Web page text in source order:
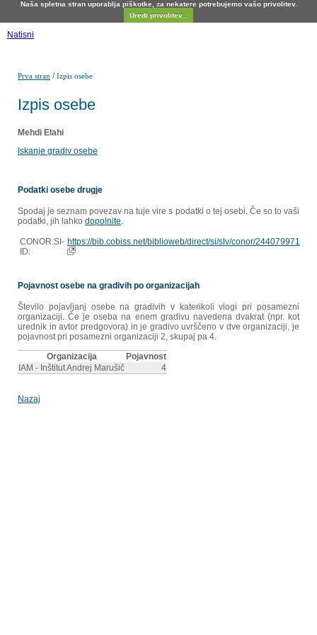
Naša spletna stran uporablja piškotke, za nekatere potrebujemo vašo privolitev.
Uredi privolitev...
Natisni
Prva stran /Izpis osebe
Izpis osebe
Mehdi Elahi
Iskanje gradiv osebe
Podatki osebe drugje
Spodaj je seznam povezav na tuje vire s podatki o tej osebi. Če so to vaši
podatki, jih lahko dopolnite.
CONOR.SI-
ID:
https://bib.cobiss.net/biblioweb/direct/si/slv/conor/244079971
Pojavnost osebe na gradivih po organizacijah
Število pojavljanj osebe na gradivih v katerikoli vlogi pri posamezni
organizaciji. Če je oseba na enem gradivu navedena dvakrat (npr. kot
urednik in avtor predgovora) in je gradivo uvrščeno v dve organizaciji, je
pojavnost pri posamezni organizaciji 2, skupaj pa 4.
Organizacija
Pojavnost
IAM - Inštitut Andrej Marušič
4
Nazaj